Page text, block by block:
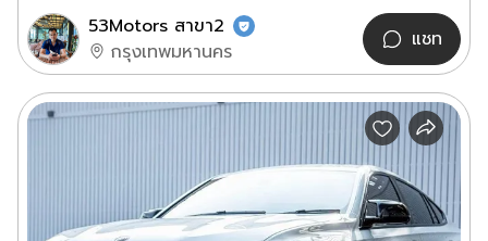
53Motors สาขา2
กรุงเทพมหานคร
แชท